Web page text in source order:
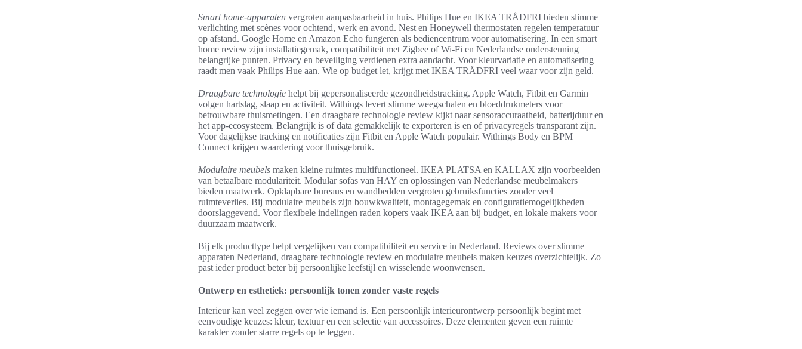
Smart home-apparaten vergroten aanpasbaarheid in huis. Philips Hue en IKEA TRÅDFRI bieden slimme
verlichting met scènes voor ochtend, werk en avond. Nest en Honeywell thermostaten regelen temperatuur
op afstand. Google Home en Amazon Echo fungeren als bediencentrum voor automatisering. In een smart
home review zijn installatiegemak, compatibiliteit met Zigbee of Wi‑Fi en Nederlandse ondersteuning
belangrijke punten. Privacy en beveiliging verdienen extra aandacht. Voor kleurvariatie en automatisering
raadt men vaak Philips Hue aan. Wie op budget let, krijgt met IKEA TRÅDFRI veel waar voor zijn geld.
Draagbare technologie helpt bij gepersonaliseerde gezondheidstracking. Apple Watch, Fitbit en Garmin
volgen hartslag, slaap en activiteit. Withings levert slimme weegschalen en bloeddrukmeters voor
betrouwbare thuismetingen. Een draagbare technologie review kijkt naar sensoraccuraatheid, batterijduur en
het app‑ecosysteem. Belangrijk is of data gemakkelijk te exporteren is en of privacyregels transparant zijn.
Voor dagelijkse tracking en notificaties zijn Fitbit en Apple Watch populair. Withings Body en BPM
Connect krijgen waardering voor thuisgebruik.
Modulaire meubels maken kleine ruimtes multifunctioneel. IKEA PLATSA en KALLAX zijn voorbeelden
van betaalbare modulariteit. Modular sofas van HAY en oplossingen van Nederlandse meubelmakers
bieden maatwerk. Opklapbare bureaus en wandbedden vergroten gebruiksfuncties zonder veel
ruimteverlies. Bij modulaire meubels zijn bouwkwaliteit, montagegemak en configuratiemogelijkheden
doorslaggevend. Voor flexibele indelingen raden kopers vaak IKEA aan bij budget, en lokale makers voor
duurzaam maatwerk.
Bij elk producttype helpt vergelijken van compatibiliteit en service in Nederland. Reviews over slimme
apparaten Nederland, draagbare technologie review en modulaire meubels maken keuzes overzichtelijk. Zo
past ieder product beter bij persoonlijke leefstijl en wisselende woonwensen.
Ontwerp en esthetiek: persoonlijk tonen zonder vaste regels
Interieur kan veel zeggen over wie iemand is. Een persoonlijk interieurontwerp persoonlijk begint met
eenvoudige keuzes: kleur, textuur en een selectie van accessoires. Deze elementen geven een ruimte
karakter zonder starre regels op te leggen.